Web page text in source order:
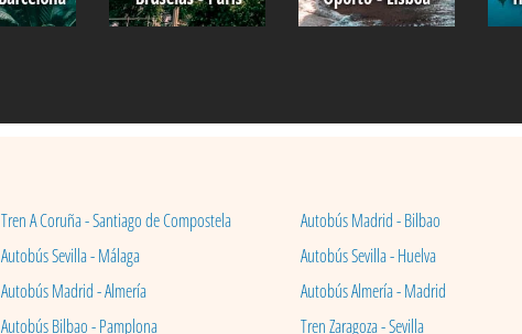
Tren A Coruña - Santiago de Compostela Autobús Madrid - Bilbao
Autobús Sevilla - Málaga Autobús Sevilla - Huelva
Autobús Madrid - Almería Autobús Almería - Madrid
Autobús Bilbao - Pamplona Tren Zaragoza - Sevilla